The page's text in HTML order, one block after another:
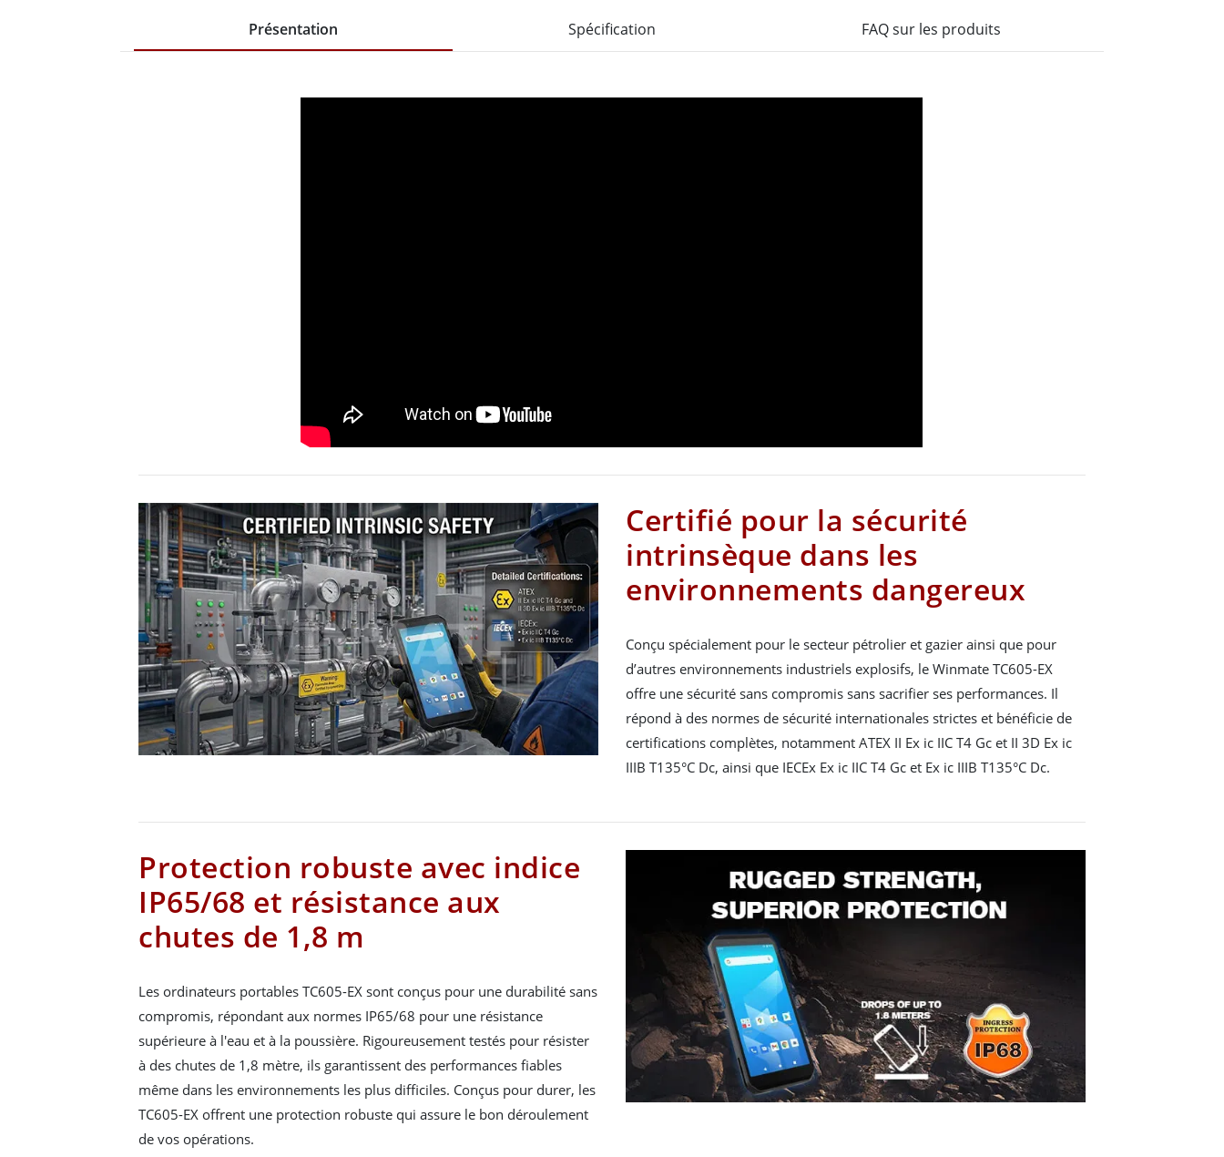
Présentation Spécification FAQ sur les produits
Certifié pour la sécurité
intrinsèque dans les
environnements dangereux
Conçu spécialement pour le secteur pétrolier et gazier ainsi que pour
d’autres environnements industriels explosifs, le Winmate TC605-EX
offre une sécurité sans compromis sans sacrifier ses performances. Il
répond à des normes de sécurité internationales strictes et bénéficie de
certifications complètes, notamment ATEX II Ex ic IIC T4 Gc et II 3D Ex ic
IIIB T135°C Dc, ainsi que IECEx Ex ic IIC T4 Gc et Ex ic IIIB T135°C Dc.
Protection robuste avec indice
IP65/68 et résistance aux
chutes de 1,8 m
Les ordinateurs portables TC605-EX sont conçus pour une durabilité sans
compromis, répondant aux normes IP65/68 pour une résistance
supérieure à l'eau et à la poussière. Rigoureusement testés pour résister
à des chutes de 1,8 mètre, ils garantissent des performances fiables
même dans les environnements les plus difficiles. Conçus pour durer, les
TC605-EX offrent une protection robuste qui assure le bon déroulement
de vos opérations.